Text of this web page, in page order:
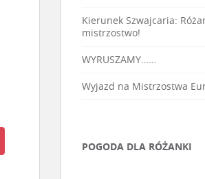
Kierunek Szwajcaria:
mistrzostwo!
WYRUSZAMY……
Wyjazd na Mistrzostwa
POGODA DLA RÓŻANKI